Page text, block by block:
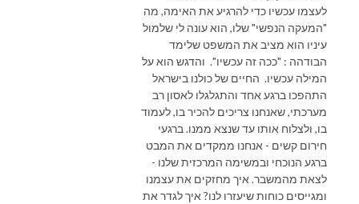
לעצמו עכשיו כדי להרגיע את האימה, מה
"המעקה הנפשי" שלו, הוא עונה לי שלמול
עיניו הוא מציב את המשפט שלימד
הבודהה : "ככה זה עכשיו". והדגש הוא על
המילה עכשיו. החיים של כולנו בישראל
התהפכו ברגע אחד והתגלגלו לאסון רב
מערכתי, שאנחנו צריכים להכיר בו, לעמוד
בו, ולצלוח אותו עד שנצא ממנו. ברגעי
חירום קשים - אנחנו ממקדים את המבט
ברגע הנוכחי ובמשימה המרכזית שלנו -
לצאת מהמשבר. איך מחזקים את עצמנו
ומגייסים כוחות שיעזרו לנו? איך לגדר את